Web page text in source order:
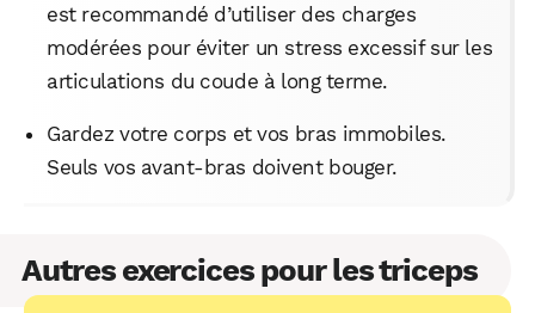
est recommandé d’utiliser des charges
modérées pour éviter un stress excessif sur les
articulations du coude à long terme.
Gardez votre corps et vos bras immobiles.
Seuls vos avant-bras doivent bouger.
Autres exercices pour les triceps